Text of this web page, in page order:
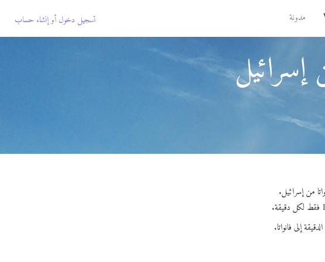
مدونة تسجيل دخول أوإنشاء حساب
إسرائيل
إلى فانواتا.